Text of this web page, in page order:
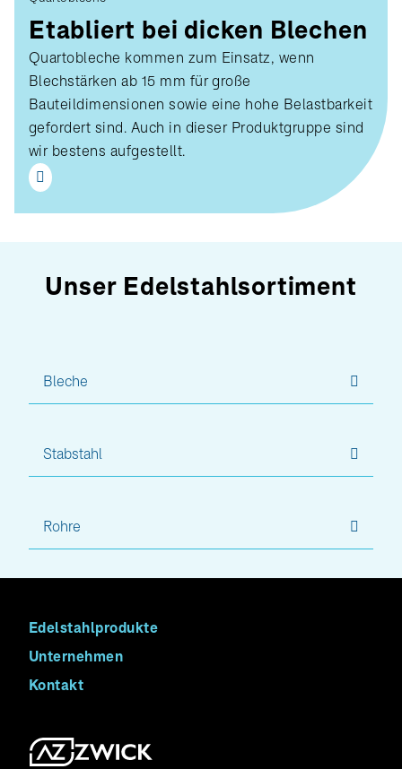
Etabliert bei dicken Blechen
Quartobleche kommen zum Einsatz, wenn
Blechstärken ab 15 mm für große
Bauteildimensionen sowie eine hohe Belastbarkeit
gefordert sind. Auch in dieser Produktgruppe sind
wir bestens aufgestellt.
Unser Edelstahlsortiment
Bleche
Stabstahl
Rohre
Edelstahlprodukte
Unternehmen
Kontakt